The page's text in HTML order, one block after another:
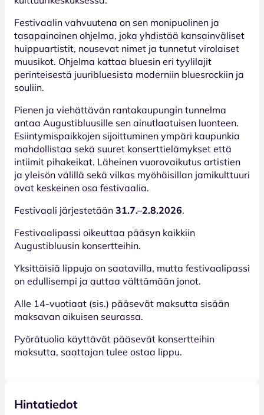
Festivaalin vahvuutena on sen monipuolinen ja
tasapainoinen ohjelma, joka yhdistää kansainväliset
huippuartistit, nousevat nimet ja tunnetut virolaiset
muusikot. Ohjelma kattaa bluesin eri tyylilajit
perinteisestä juuribluesista moderniin bluesrockiin ja
souliin.
Pienen ja viehättävän rantakaupungin tunnelma
antaa Augustibluusille sen ainutlaatuisen luonteen.
Esiintymispaikkojen sijoittuminen ympäri kaupunkia
mahdollistaa sekä suuret konserttielämykset että
intiimit pihakeikat. Läheinen vuorovaikutus artistien
ja yleisön välillä sekä vilkas myöhäisillan jamikulttuuri
ovat keskeinen osa festivaalia.
Festivaali järjestetään 31.7.–2.8.2026.
Festivaalipassi oikeuttaa pääsyn kaikkiin
Augustibluusin konsertteihin.
Yksittäisiä lippuja on saatavilla, mutta festivaalipassi
on edullisempi ja auttaa välttämään jonot.
Alle 14-vuotiaat (sis.) pääsevät maksutta sisään
maksavan aikuisen seurassa.
Pyörätuolia käyttävät pääsevät konsertteihin
maksutta, saattajan tulee ostaa lippu.
Hintatiedot